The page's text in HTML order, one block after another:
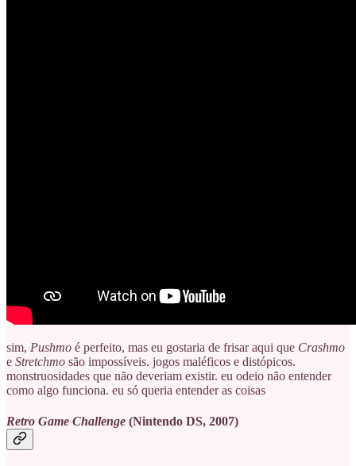
sim, Pushmo é perfeito, mas eu gostaria de frisar aqui que Crashmo
e Stretchmo são impossíveis. jogos maléficos e distópicos.
monstruosidades que não deveriam existir. eu odeio não entender
como algo funciona. eu só queria entender as coisas
Retro Game Challenge (Nintendo DS, 2007)